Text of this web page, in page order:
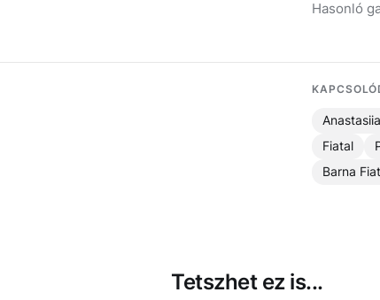
Hasonló
Anastasiia
Fiatal
Barna
Tetszhet ez is...